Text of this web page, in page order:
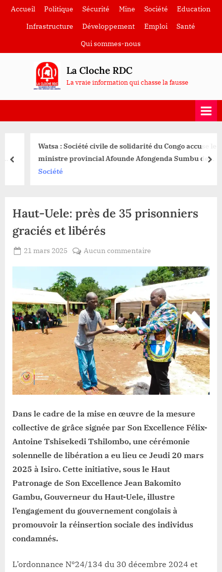
SkipAccueil Politique Sécurité Mine Société
Education
Infrastructure
Développement Emploi
Santé
Qui sommes-nous
La Cloche RDC
La vraie information qui chasse la fausse
Watsa : Société civile de solidarité du Congo accuse le
ministre provincial Afounde Afongenda Sumbu de
manœuvrer pour remplacer le chef de secteur Mangbutu
Société
prev
Haut-Uele: près de 35 prisonniers
graciés et libérés
Posted
21 mars 2025
ROMEO
Aucun commentaire
Uele:
près
de
35
prisonniers
graciés
et
libérés
Dans le cadre de la mise en œuvre de la mesure
collective de grâce signée par Son Excellence Félix-
Antoine Tshisekedi Tshilombo, une cérémonie
solennelle de libération a eu lieu ce Jeudi 20 mars
2025 à Isiro. Cette initiative, sous le Haut
Patronage de Son Excellence Jean Bakomito
Gambu, Gouverneur du Haut-Uele, illustre
l’engagement du gouvernement congolais à
promouvoir la réinsertion sociale des individus
condamnés.
L’ordonnance N°24/134 du 30 décembre 2024 et